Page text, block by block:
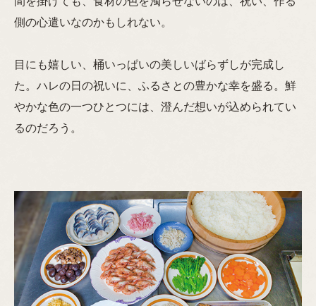
側の心遣いなのかもしれない。
目にも嬉しい、桶いっぱいの美しいばらずしが完成し
た。ハレの日の祝いに、ふるさとの豊かな幸を盛る。鮮
やかな色の一つひとつには、澄んだ想いが込められてい
るのだろう。